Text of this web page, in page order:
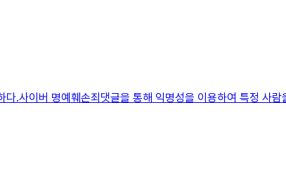
.사이버 명예훼손죄댓글을 통해 익명성을 이용하여 특정 사